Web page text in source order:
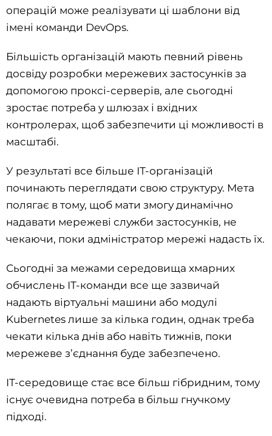
операцій може реалізувати ці шаблони від
імені команди DevOps.
Більшість організацій мають певний рівень
досвіду розробки мережевих застосунків за
допомогою проксі-серверів, але сьогодні
зростає потреба у шлюзах і вхідних
контролерах, щоб забезпечити ці можливості в
масштабі.
У результаті все більше ІТ-організацій
починають переглядати свою структуру. Мета
полягає в тому, щоб мати змогу динамічно
надавати мережеві служби застосунків, не
чекаючи, поки адміністратор мережі надасть їх.
Сьогодні за межами середовища хмарних
обчислень ІТ-команди все ще зазвичай
надають віртуальні машини або модулі
Kubernetes лише за кілька годин, однак треба
чекати кілька днів або навіть тижнів, поки
мережеве з’єднання буде забезпечено.
ІТ-середовище стає все більш гібридним, тому
існує очевидна потреба в більш гнучкому
підході.